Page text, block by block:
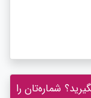
شماره‌تان را